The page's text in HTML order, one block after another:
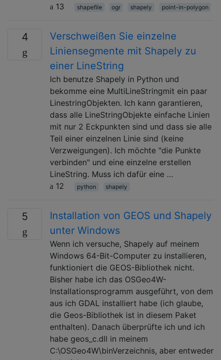
13
shapefile ogr shapely point-in-polygon
4
Verschweißen Sie einzelne
Liniensegmente mit Shapely zu
einer LineString
Ich benutze Shapely in Python und
bekomme eine MultiLineStringmit ein paar
LinestringObjekten. Ich kann garantieren,
dass alle LineStringObjekte einfache Linien
mit nur 2 Eckpunkten sind und dass sie alle
Teil einer einzelnen Linie sind (keine
Verzweigungen). Ich möchte "die Punkte
verbinden" und eine einzelne erstellen
LineString. Muss ich dafür eine …
12
python shapely
5
Installation von GEOS und Shapely
unter Windows
Wenn ich versuche, Shapely auf meinem
Windows 64-Bit-Computer zu installieren,
funktioniert die GEOS-Bibliothek nicht.
Bisher habe ich das OSGeo4W-
Installationsprogramm ausgeführt, von dem
aus ich GDAL installiert habe (ich glaube,
die Geos-Bibliothek ist in diesem Paket
enthalten). Danach überprüfte ich und ich
habe geos_c.dll in meinem
C:\OSGeo4W\binVerzeichnis, aber entweder